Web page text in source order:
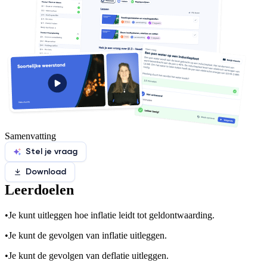
Samenvatting
Stel je vraag
Download
Leerdoelen
•Je kunt uitleggen hoe inflatie leidt tot geldontwaarding.
•Je kunt de gevolgen van inflatie uitleggen.
•Je kunt de gevolgen van deflatie uitleggen.